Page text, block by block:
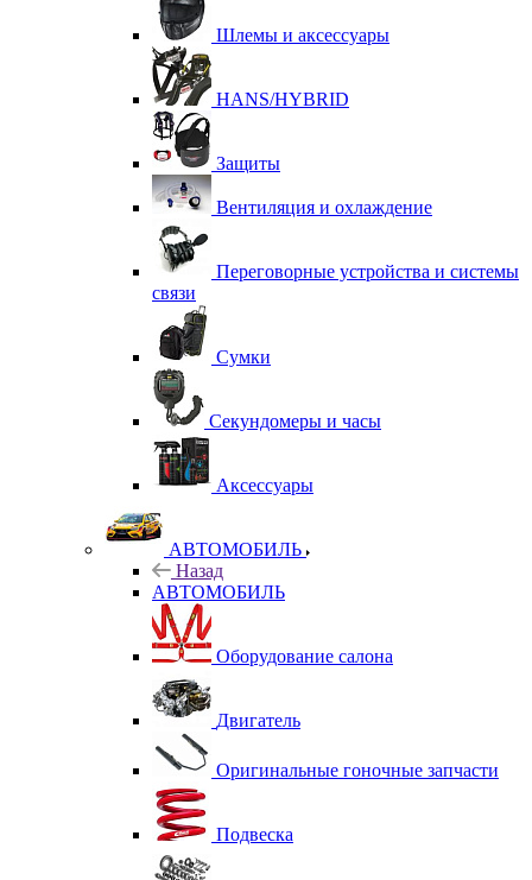
Шлемы и аксессуары
HANS/HYBRID
Защиты
Вентиляция и охлаждение
Переговорные устройства и системы
связи
Сумки
Секундомеры и часы
Аксессуары
АВТОМОБИЛЬ
Назад
АВТОМОБИЛЬ
Оборудование салона
Двигатель
Оригинальные гоночные запчасти
Подвеска